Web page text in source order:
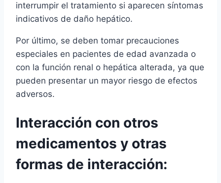
interrumpir el tratamiento si aparecen síntomas
indicativos de daño hepático.
Por último, se deben tomar precauciones
especiales en pacientes de edad avanzada o
con la función renal o hepática alterada, ya que
pueden presentar un mayor riesgo de efectos
adversos.
Interacción con otros
medicamentos y otras
formas de interacción: